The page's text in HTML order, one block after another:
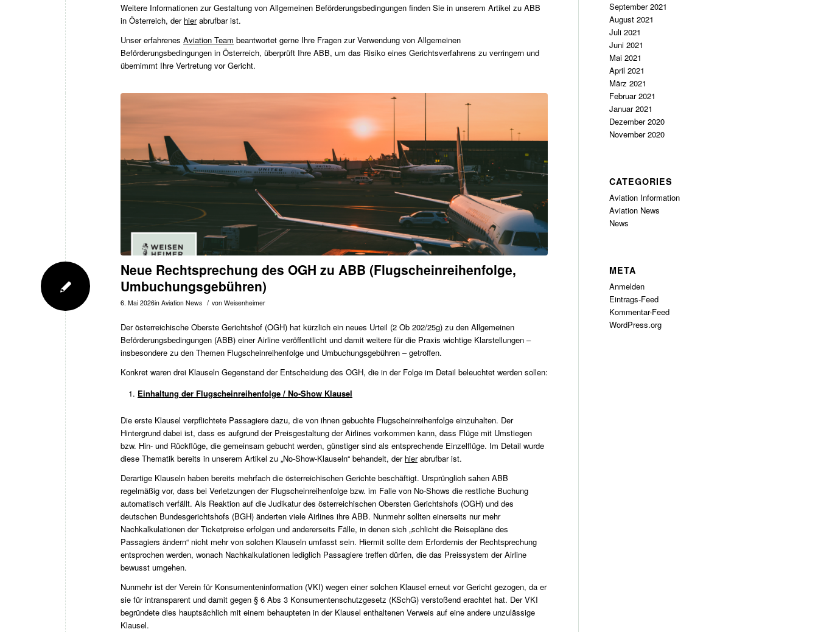
Weitere Informationen zur Gestaltung von Allgemeinen Beförderungsbedingungen finden Sie in unserem Artikel zu ABB
in Österreich, der hierabrufbar ist.
Unser erfahrenes Aviation Team beantwortet gerne Ihre Fragen zur Verwendung von Allgemeinen
Beförderungsbedingungen in Österreich, überprüft Ihre ABB, um das Risiko eines Gerichtsverfahrens zu verringern und
übernimmt Ihre Vertretung vor Gericht.
Neue Rechtsprechung des OGH zu ABB (Flugscheinreihenfolge,
Umbuchungsgebühren)
6. Mai 2026in Aviation News / von Weisenheimer
Der österreichische Oberste Gerichtshof (OGH) hat kürzlich ein neues Urteil (2 Ob 202/25g) zu den Allgemeinen
Beförderungsbedingungen (ABB) einer Airline veröffentlicht und damit weitere für die Praxis wichtige Klarstellungen –
insbesondere zu den Themen Flugscheinreihenfolge und Umbuchungsgebühren – getroffen.
Konkret waren drei Klauseln Gegenstand der Entscheidung des OGH, die in der Folge im Detail beleuchtet werden sollen:
Einhaltung der Flugscheinreihenfolge / No-Show Klausel
Die erste Klausel verpflichtete Passagiere dazu, die von ihnen gebuchte Flugscheinreihenfolge einzuhalten. Der
Hintergrund dabei ist, dass es aufgrund der Preisgestaltung der Airlines vorkommen kann, dass Flüge mit Umstiegen
bzw. Hin- und Rückflüge, die gemeinsam gebucht werden, günstiger sind als entsprechende Einzelflüge. Im Detail wurde
diese Thematik bereits in unserem Artikel zu „No-Show-Klauseln“ behandelt, der hierabrufbar ist.
Derartige Klauseln haben bereits mehrfach die österreichischen Gerichte beschäftigt. Ursprünglich sahen ABB
regelmäßig vor, dass bei Verletzungen der Flugscheinreihenfolge bzw. im Falle von No-Shows die restliche Buchung
automatisch verfällt. Als Reaktion auf die Judikatur des österreichischen Obersten Gerichtshofs (OGH) und des
deutschen Bundesgerichtshofs (BGH) änderten viele Airlines ihre ABB. Nunmehr sollten einerseits nur mehr
Nachkalkulationen der Ticketpreise erfolgen und andererseits Fälle, in denen sich „schlicht die Reisepläne des
Passagiers ändern“ nicht mehr von solchen Klauseln umfasst sein. Hiermit sollte dem Erfordernis der Rechtsprechung
entsprochen werden, wonach Nachkalkulationen lediglich Passagiere treffen dürfen, die das Preissystem der Airline
bewusst umgehen.
Nunmehr ist der Verein für Konsumenteninformation (VKI) wegen einer solchen Klausel erneut vor Gericht gezogen, da er
sie für intransparent und damit gegen § 6 Abs 3 Konsumentenschutzgesetz (KSchG) verstoßend erachtet hat. Der VKI
begründete dies hauptsächlich mit einem behaupteten in der Klausel enthaltenen Verweis auf eine andere unzulässige
Klausel.
September 2021
August 2021
Juli 2021
Juni 2021
Mai 2021
April 2021
März 2021
Februar 2021
Januar 2021
Dezember 2020
November 2020
CATEGORIES
Aviation Information
Aviation News
News
META
Anmelden
Eintrags-Feed
Kommentar-Feed
WordPress.org